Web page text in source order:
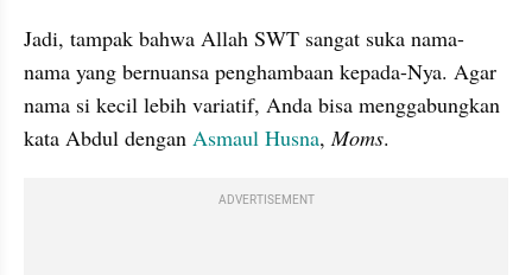
Jadi, tampak bahwa Allah SWT sangat suka nama-
nama yang bernuansa penghambaan kepada-Nya. Agar
nama si kecil lebih variatif, Anda bisa menggabungkan
kata Abdul dengan Asmaul Husna, Moms.
ADVERTISEMENT